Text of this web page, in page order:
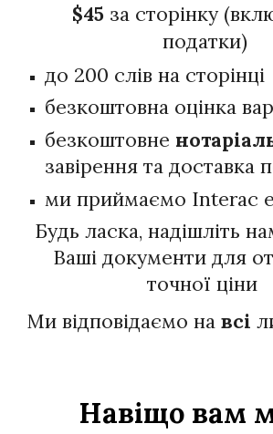
$45за сторінку
податки)
до 200 слів на сторінці
безкоштовна оцінка
безкоштовне
завірення та доставка
ми приймаємо Interac
Будь ласка, надішліть
Ваші документи для
точної ціни
Ми відповідаємо навсі
Навіщо вам